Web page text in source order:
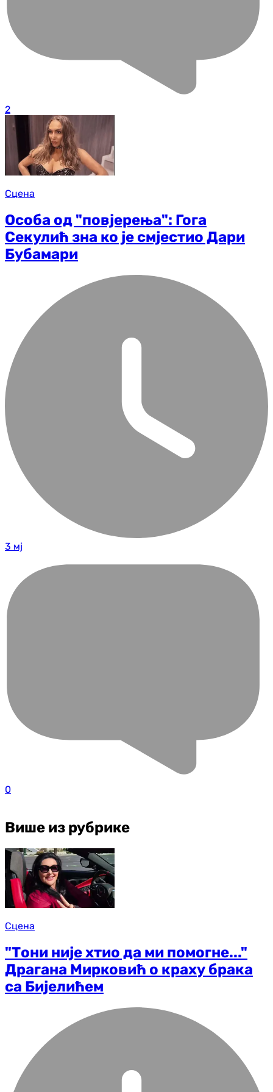
2
Сцена
Особа од "повјерења": Гога
Секулић зна ко је смјестио Дари
Бубамари
3 мј
0
Више из рубрике
Сцена
"Тони није хтио да ми помогне..."
Драгана Мирковић о краху брака
са Бијелићем